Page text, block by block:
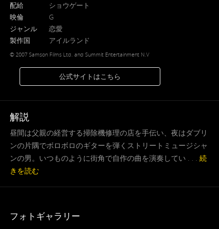
配給
ショウゲート
映倫
G
ジャンル
恋愛
製作国
アイルランド
© 2007 Samson Films Ltd. and Summit Entertainment N.V
公式サイトはこちら
解説
昼間は父親の経営する掃除機修理の店を手伝い、夜はダブリ
ンの片隅でボロボロのギターを弾くストリートミュージシャ
ンの男。いつものように街角で自作の曲を演奏してい . . . 続
きを読む
フォトギャラリー